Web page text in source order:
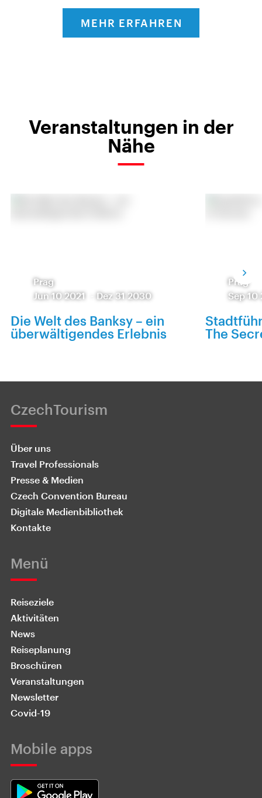
MEHR ERFAHREN
Veranstaltungen in der
Nähe
Prag
Jun 10 2021
Dez 31 2030
Die Welt des Banksy – ein
überwältigendes Erlebnis
Prag
Sep 10
The
CzechTourism
Über uns
Travel Professionals
Presse & Medien
Czech Convention Bureau
Digitale Medienbibliothek
Kontakte
Menü
Reiseziele
Aktivitäten
News
Reiseplanung
Broschüren
Veranstaltungen
Newsletter
Covid-19
Mobile apps